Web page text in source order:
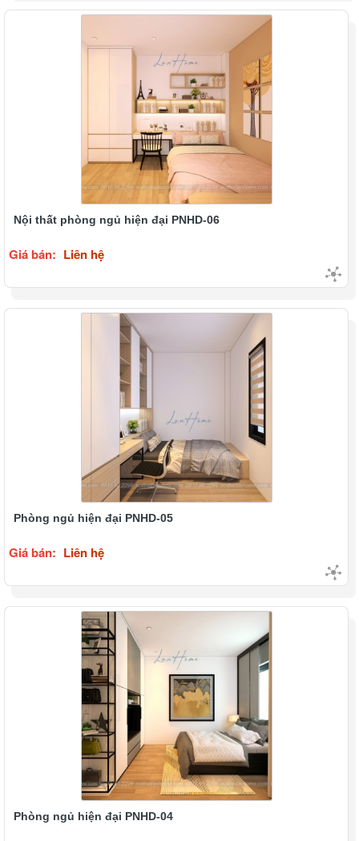
Nội thất phòng ngủ hiện đại PNHD-06
Giá bán: Liên hệ
Phòng ngủ hiện đại PNHD-05
Giá bán: Liên hệ
Phòng ngủ hiện đại PNHD-04